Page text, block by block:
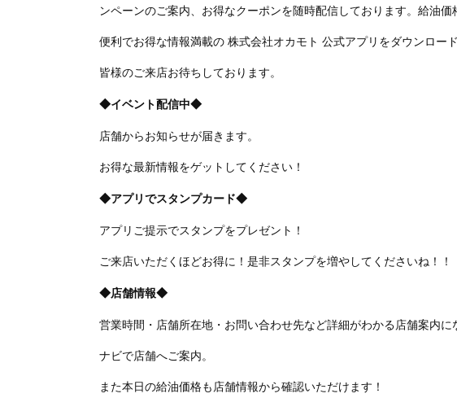
ンペーンのご案内、お得なクーポンを随時配信しております。給油価
便利でお得な情報満載の 株式会社オカモト 公式アプリをダウンロー
皆様のご来店お待ちしております。
◆イベント配信中◆
店舗からお知らせが届きます。
お得な最新情報をゲットしてください！
◆アプリでスタンプカード◆
アプリご提示でスタンプをプレゼント！
ご来店いただくほどお得に！是非スタンプを増やしてくださいね！！
◆店舗情報◆
営業時間・店舗所在地・お問い合わせ先など詳細がわかる店舗案内に
ナビで店舗へご案内。
また本日の給油価格も店舗情報から確認いただけます！